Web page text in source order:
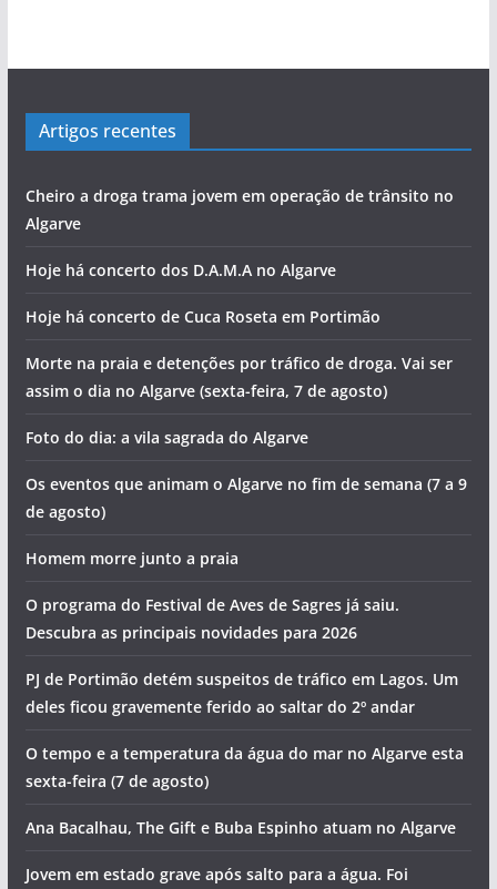
Artigos recentes
Cheiro a droga trama jovem em operação de trânsito no
Algarve
Hoje há concerto dos D.A.M.A no Algarve
Hoje há concerto de Cuca Roseta em Portimão
Morte na praia e detenções por tráfico de droga. Vai ser
assim o dia no Algarve (sexta-feira, 7 de agosto)
Foto do dia: a vila sagrada do Algarve
Os eventos que animam o Algarve no fim de semana (7 a 9
de agosto)
Homem morre junto a praia
O programa do Festival de Aves de Sagres já saiu.
Descubra as principais novidades para 2026
PJ de Portimão detém suspeitos de tráfico em Lagos. Um
deles ficou gravemente ferido ao saltar do 2º andar
O tempo e a temperatura da água do mar no Algarve esta
sexta-feira (7 de agosto)
Ana Bacalhau, The Gift e Buba Espinho atuam no Algarve
Jovem em estado grave após salto para a água. Foi